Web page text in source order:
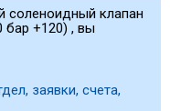
соленоидный клапан
бар +120) , вы
заявки, счета,